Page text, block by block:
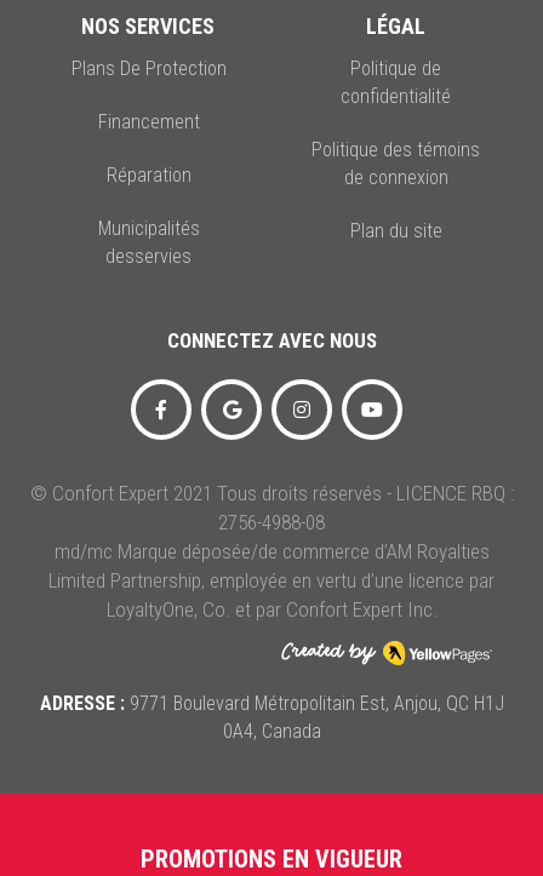
NOS SERVICES
Plans De Protection
Financement
Réparation
Municipalités
desservies
LÉGAL
Politique de
confidentialité
Politique des témoins
de connexion
Plan du site
CONNECTEZ AVEC NOUS
© Confort Expert 2021 Tous droits réservés - LICENCE RBQ :
2756-4988-08
md/mc Marque déposée/de commerce d’AM Royalties
Limited Partnership, employée en vertu d’une licence par
LoyaltyOne, Co. et par Confort Expert Inc.
ADRESSE :9771 Boulevard Métropolitain Est, Anjou, QC H1J
0A4, Canada
PROMOTIONS EN VIGUEUR